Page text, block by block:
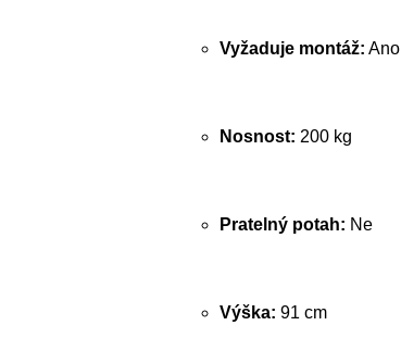
Vyžaduje montáž: Ano
Nosnost: 200 kg
Pratelný potah: Ne
Výška: 91 cm